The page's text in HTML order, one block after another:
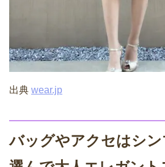
出典 wear.jp
バッグやアクセはシ